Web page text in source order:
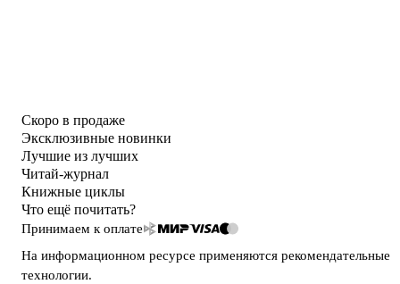
Скоро в продаже
Эксклюзивные новинки
Лучшие из лучших
Читай-журнал
Книжные циклы
Что ещё почитать?
Принимаем к оплате
На информационном ресурсе применяются рекомендательные
технологии.